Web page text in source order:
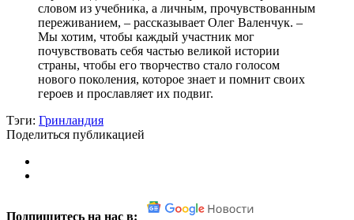
словом из учебника, а личным, прочувствованным
переживанием, – рассказывает Олег Валенчук. –
Мы хотим, чтобы каждый участник мог
почувствовать себя частью великой истории
страны, чтобы его творчество стало голосом
нового поколения, которое знает и помнит своих
героев и прославляет их подвиг.
Тэги: Гринландия
Поделиться публикацией
Подпишитесь на нас в: